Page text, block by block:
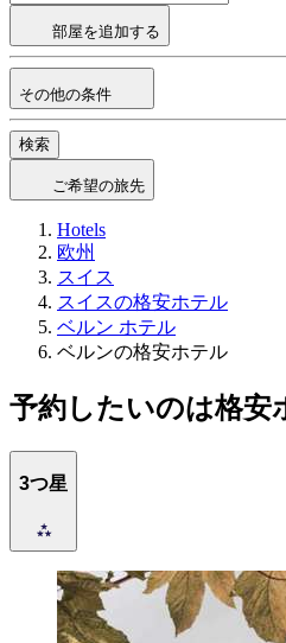
部屋を追加する
その他の条件
検索
ご希望の旅先
Hotels
欧州
スイス
スイスの格安ホテル
ベルン ホテル
ベルンの格安ホテル
予約したいのは格安
3つ星